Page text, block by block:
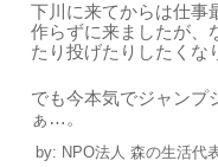
下川に来てからは仕事
作らずに来ましたが、
たり投げたりしたくな
でも今本気でジャンプ
ぁ…。
by: NPO法人 森の生活代